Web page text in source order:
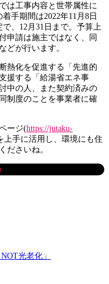
は工事内容と世帯属性に
手期間は2022年11月8日
、12月31日まで。予算上
申請は施主ではなく、同
どが行います。
熱化を促進する「先進的
援する「給湯省エネ事
中の人、また契約済みの
制度のことを事業者に確
ージ(https://jutaku-
上手に活用し、環境にも住
ださいね。
光老化」